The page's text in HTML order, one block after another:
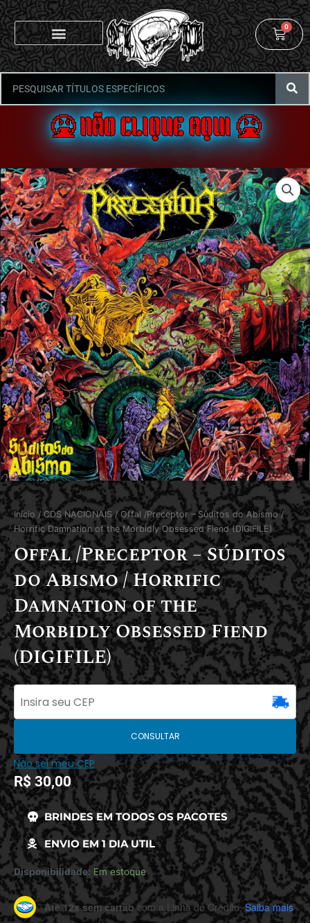
0
🤮 NÃO CLIQUE AQUI 🤮
Início / CDS NACIONAIS/ Offal /Preceptor – Súditos do Abismo /
Horrific Damnation of the Morbidly Obsessed Fiend (DIGIFILE)
Offal /Preceptor – Súditos
do Abismo / Horrific
Damnation of the
Morbidly Obsessed Fiend
(DIGIFILE)
CONSULTAR
Não sei meu CEP
R$ 30,00
BRINDES EM TODOS OS PACOTES
ENVIO EM 1 DIA UTIL
Disponibilidade: Em estoque
Até 12x sem cartãocom a Linha de Crédito. Saiba mais